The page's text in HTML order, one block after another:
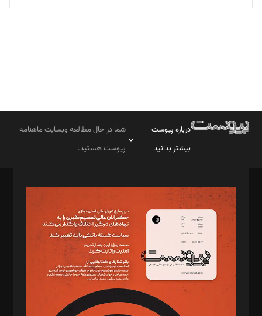
تحریریه
درباره پیوست
بیشتر بدانید
شما در حال مطالعه وبسایت ماهنامه
پیوست هستید.
مدیر مسئول: محمدباقر اثنی‌عشری
سردبیر: مهرک محمودی
دبیر تحریریه: میثم قاسمی
د‌بیر ناداستان: سمانه سمیع
د‌بیر خدمت و تجارت: ابوالفضل رجبی
د‌بیر حقوق فناوری: حسام‌الدین ایپکچی
د‌بیر پیوست جهان: مینا پاکدل
د‌بیر تحریریه آنلاین: بابک نقاش